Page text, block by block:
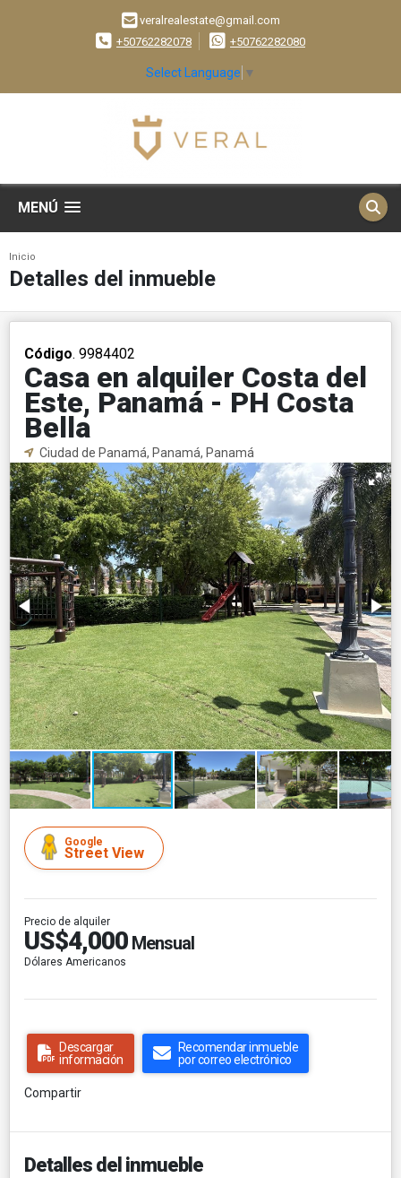
veralrealestate@gmail.com
+50762282078
+50762282080
Select Language ▼
MENÚ
Inicio
Detalles del inmueble
Código. 9984402
Casa en alquiler Costa del
Este, Panamá - PH Costa
Bella
Ciudad de Panamá, Panamá, Panamá
Google
Street View
Precio de alquiler
US$4,000 Mensual
Dólares Americanos
Descargar
información
Recomendar inmueble
por correo electrónico
Compartir
Detalles del inmueble